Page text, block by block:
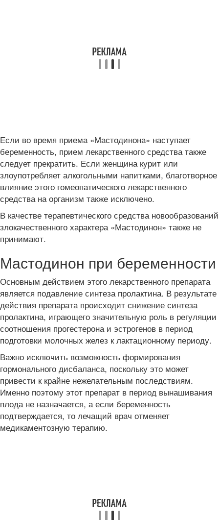
Если во время приема «Мастодинона» наступает
беременность, прием лекарственного средства также
следует прекратить. Если женщина курит или
злоупотребляет алкогольными напитками, благотворное
влияние этого гомеопатического лекарственного
средства на организм также исключено.
В качестве терапевтического средства новообразований
злокачественного характера «Мастодинон» также не
принимают.
Мастодинон при беременности
Основным действием этого лекарственного препарата
является подавление синтеза пролактина. В результате
действия препарата происходит снижение синтеза
пролактина, играющего значительную роль в регуляции
соотношения прогестерона и эстрогенов в период
подготовки молочных желез к лактационному периоду.
Важно исключить возможность формирования
гормонального дисбаланса, поскольку это может
привести к крайне нежелательным последствиям.
Именно поэтому этот препарат в период вынашивания
плода не назначается, а если беременность
подтверждается, то лечащий врач отменяет
медикаментозную терапию.